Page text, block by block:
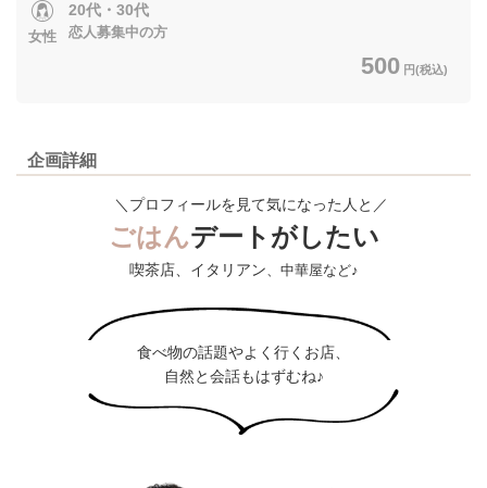
女性
20代・30代
恋人募集中の方
500 円(税込)
企画詳細
＼プロフィールを見て気になった人と／
ごはんデートがしたい
喫茶店、イタリアン 、中華屋など♪
食べ物の話題やよく行くお店、
自然と会話もはずむね♪